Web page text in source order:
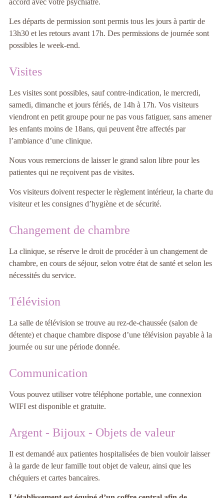
accord avec votre psychiatre.
Les départs de permission sont permis tous les jours à partir de
13h30 et les retours avant 17h. Des permissions de journée sont
possibles le week-end.
Visites
Les visites sont possibles, sauf contre-indication, le mercredi,
samedi, dimanche et jours fériés, de 14h à 17h. Vos visiteurs
viendront en petit groupe pour ne pas vous fatiguer, sans amener
les enfants moins de 18ans, qui peuvent être affectés par
l’ambiance d’une clinique.
Nous vous remercions de laisser le grand salon libre pour les
patientes qui ne reçoivent pas de visites.
Vos visiteurs doivent respecter le règlement intérieur, la charte du
visiteur et les consignes d’hygiène et de sécurité.
Changement de chambre
La clinique, se réserve le droit de procéder à un changement de
chambre, en cours de séjour, selon votre état de santé et selon les
nécessités du service.
Télévision
La salle de télévision se trouve au rez-de-chaussée (salon de
détente) et chaque chambre dispose d’une télévision payable à la
journée ou sur une période donnée.
Communication
Vous pouvez utiliser votre téléphone portable, une connexion
WIFI est disponible et gratuite.
Argent - Bijoux - Objets de valeur
Il est demandé aux patientes hospitalisées de bien vouloir laisser
à la garde de leur famille tout objet de valeur, ainsi que les
chéquiers et cartes bancaires.